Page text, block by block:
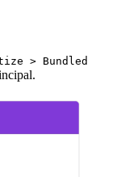
> Bundled